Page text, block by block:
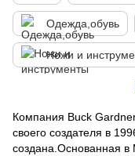
Одежда,обувь
Ножи и
Компания Buck
своего создателя в
создана.Основанная